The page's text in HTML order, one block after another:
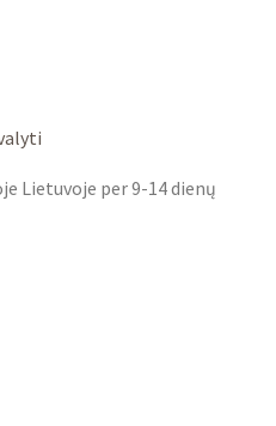
Lietuvoje per 9-14 dienų